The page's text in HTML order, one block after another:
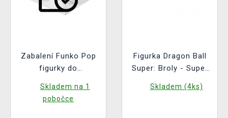
Zabalení Funko Pop
figurky do
(pro standardní
velikost Funko Pop!)
Skladem na 1
pobočce
Figurka Dragon Ball
Super: Broly - Super
(Funko POP!
Skladem (4ks)